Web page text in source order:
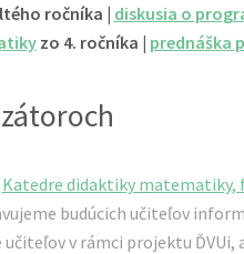
ročníka | diskusia o
zo 4. ročníka | prednáška
Katedre didaktiky matematiky,
budúcich učiteľov
v rámci projektu ĎVUi,